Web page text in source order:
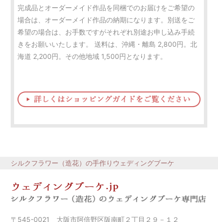
完成品とオーダーメイド作品を同梱でのお届けをご希望の
場合は、オーダーメイド作品の納期になります。別送をご
希望の場合は、お手数ですがそれぞれ別途お申し込み手続
きをお願いいたします。 送料は、沖縄・離島 2,800円。北
海道 2,200円。その他地域 1,500円となります。
シルクフラワー（造花）の手作りウェディングブーケ
〒545-0021 大阪市阿倍野区阪南町２丁目２９－１２